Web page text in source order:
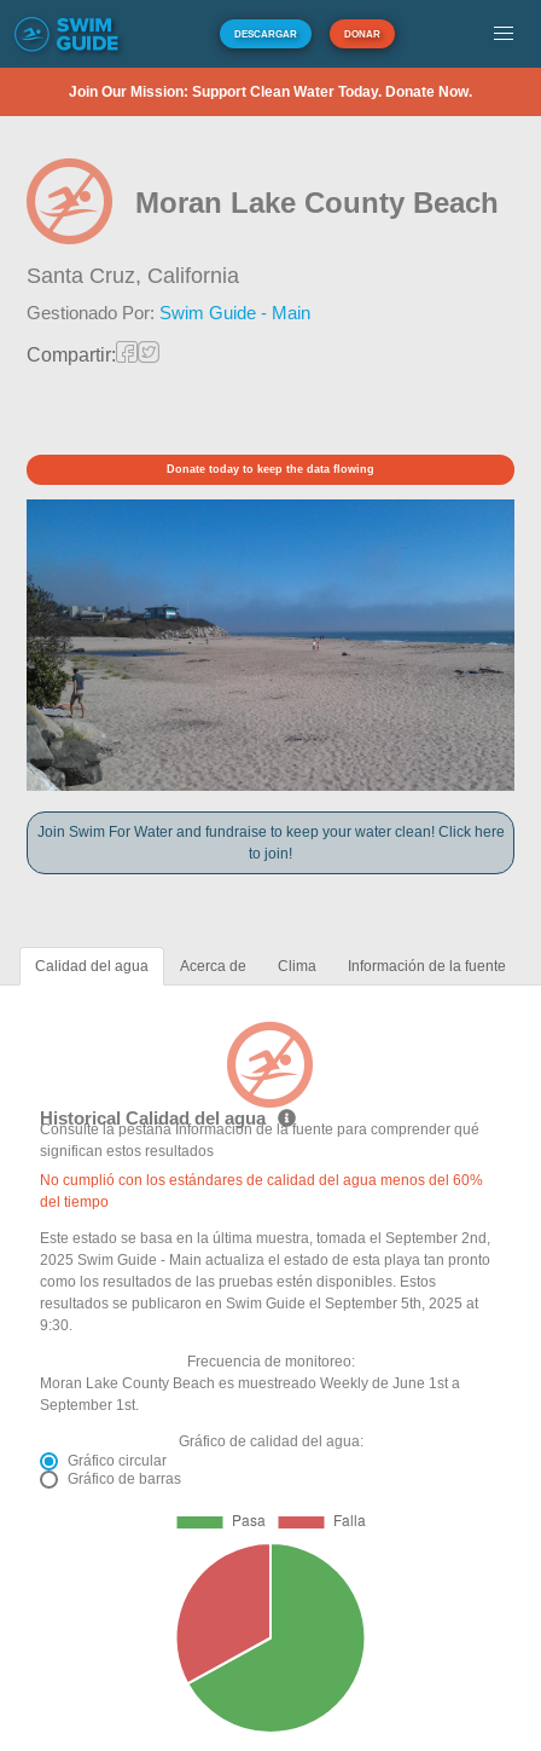
DESCARGAR DONAR
Join Our Mission: Support Clean Water Today. Donate Now.
Moran Lake County Beach
Santa Cruz, California
Gestionado Por: Swim Guide - Main
Compartir:
Donate today to keep the data flowing
Join Swim For Water and fundraise to keep your water clean! Click here
to join!
Calidad del agua Acerca de Clima Información de la fuente
Historical Calidad del agua
Consulte la pestaña Información de la fuente para comprender qué
significan estos resultados
No cumplió con los estándares de calidad del agua menos del 60%
del tiempo
Este estado se basa en la última muestra, tomada el September 2nd,
2025 Swim Guide - Main actualiza el estado de esta playa tan pronto
como los resultados de las pruebas estén disponibles. Estos
resultados se publicaron en Swim Guide el September 5th, 2025 at
9:30.
Frecuencia de monitoreo:
Moran Lake County Beach es muestreado Weekly de June 1st a
September 1st.
Gráfico de calidad del agua:
Gráfico circular
Gráfico de barras